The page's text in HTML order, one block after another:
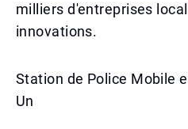
milliers d'entreprises
innovations.
Station de Police Mobile
Un